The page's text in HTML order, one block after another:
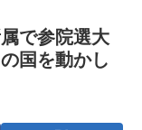
で参院選大
国を動かし